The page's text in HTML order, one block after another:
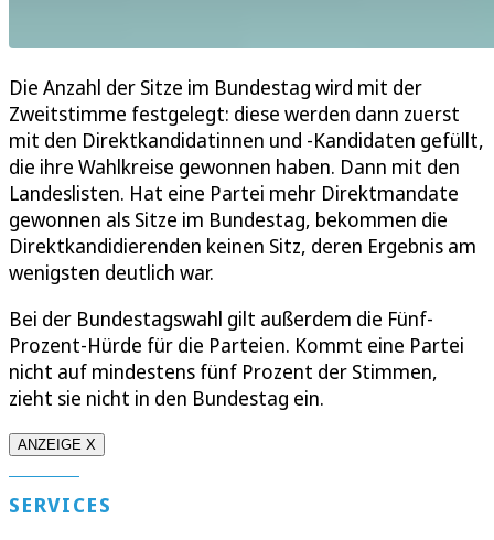
Die Anzahl der Sitze im Bundestag wird mit der
Zweitstimme festgelegt: diese werden dann zuerst
mit den Direktkandidatinnen und -Kandidaten gefüllt,
die ihre Wahlkreise gewonnen haben. Dann mit den
Landeslisten. Hat eine Partei mehr Direktmandate
gewonnen als Sitze im Bundestag, bekommen die
Direktkandidierenden keinen Sitz, deren Ergebnis am
wenigsten deutlich war.
Bei der Bundestagswahl gilt außerdem die Fünf-
Prozent-Hürde für die Parteien. Kommt eine Partei
nicht auf mindestens fünf Prozent der Stimmen,
zieht sie nicht in den Bundestag ein.
ANZEIGE X
SERVICES